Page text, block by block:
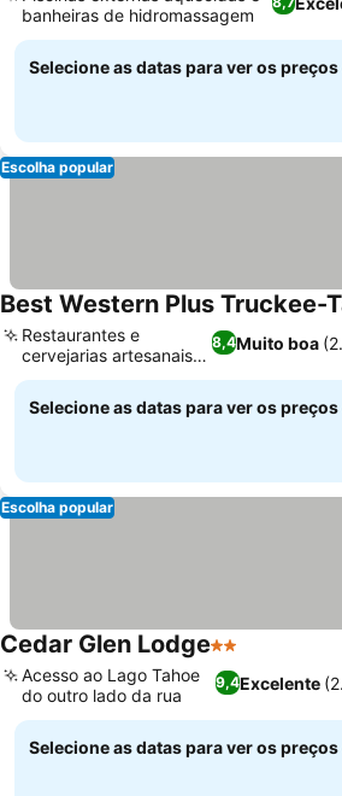
banheiras de hidromassagem
Selecione as datas para ver os preços
Escolha popular
Best Western Plus Truckee-
8,4Muito boa
Restaurantes e
cervejarias artesanais a
pé
Selecione as datas para ver os preços
Escolha popular
Cedar Glen Lodge2 Estrelas
9,4Excelente
Acesso ao Lago Tahoe
do outro lado da rua
Selecione as datas para ver os preços